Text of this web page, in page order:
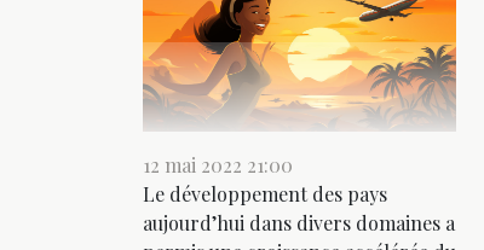
12 mai 2022 21:00
Le développement des pays
aujourd’hui dans divers domaines a